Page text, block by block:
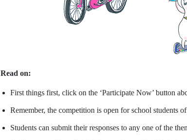
Read on:
First things first, click on the ‘Participate Now’ button
Remember, the competition is open for school students
Students can submit their responses to any one of the